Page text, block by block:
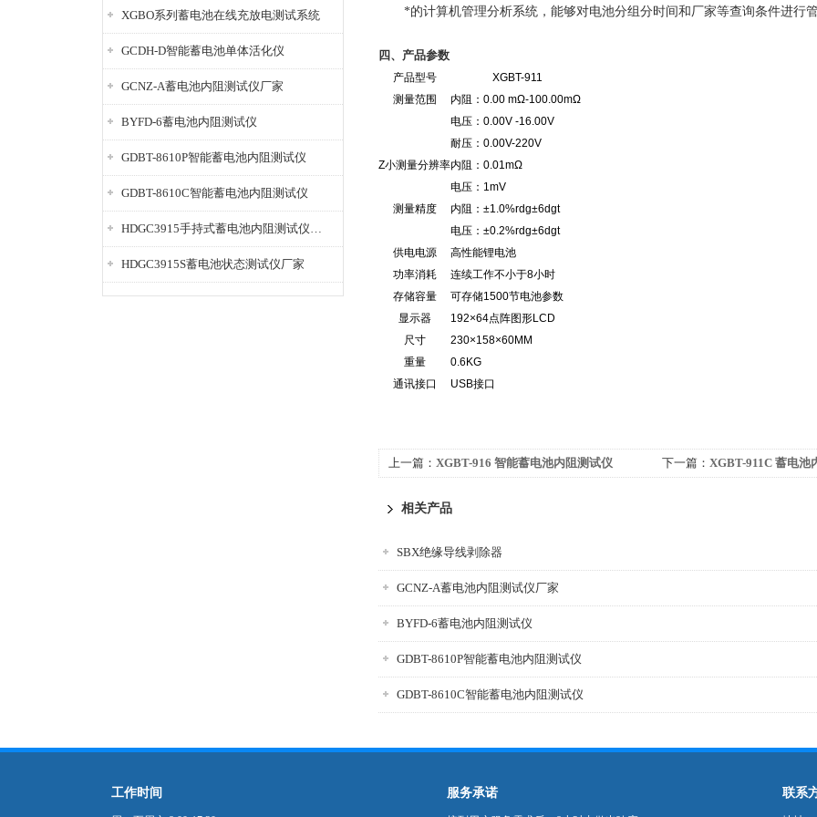
XGBO系列蓄电池在线充放电测试系统
GCDH-D智能蓄电池单体活化仪
GCNZ-A蓄电池内阻测试仪厂家
BYFD-6蓄电池内阻测试仪
GDBT-8610P智能蓄电池内阻测试仪
GDBT-8610C智能蓄电池内阻测试仪
HDGC3915手持式蓄电池内阻测试仪厂家
HDGC3915S蓄电池状态测试仪厂家
*的计算机管理分析系统，能够对电池分组分时间和厂家等查询条件进行
四、产品参数
产品型号
XGBT-911
测量范围
内阻：0.00 mΩ-100.00mΩ
电压：0.00V -16.00V
耐压：0.00V-220V
Z小测量分辨率内阻：0.01mΩ
电压：1mV
测量精度
内阻：±1.0%rdg±6dgt
电压：±0.2%rdg±6dgt
供电电源
高性能锂电池
功率消耗
连续工作不小于8小时
存储容量
可存储1500节电池参数
显示器
192×64点阵图形LCD
尺寸
230×158×60MM
重量
0.6KG
通讯接口
USB接口
上一篇： XGBT-916 智能蓄电池内阻测试仪 下一篇： XGBT-911C 蓄电池
相关产品
SBX绝缘导线剥除器
GCNZ-A蓄电池内阻测试仪厂家
BYFD-6蓄电池内阻测试仪
GDBT-8610P智能蓄电池内阻测试仪
GDBT-8610C智能蓄电池内阻测试仪
工作时间 服务承诺 联系